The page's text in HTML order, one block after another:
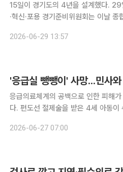
15일이 경기도의 4년을 설계했다. 29일 이투데이 취재를 종합하면 추미애 경기도지사 당선인 공정
·혁신·포용 경기준비위원회는 이날
15일 동안 실국 업무보고 116회, 내
2026-06-29 13:57
'응급실 뺑뺑이' 사망...민사
응급의료체계의 공백으로 인한 피해
다. 편도선 절제술을 받은 4세 아동이
사적 책임이 다르게 나왔습니다. 이
2026-06-27 07:00